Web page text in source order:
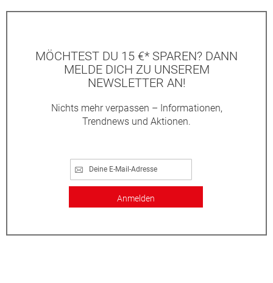
MÖCHTEST DU 15 €* SPAREN? DANN
MELDE DICH ZU UNSEREM
NEWSLETTER AN!
Nichts mehr verpassen – Informationen,
Trendnews und Aktionen.
Anmelden